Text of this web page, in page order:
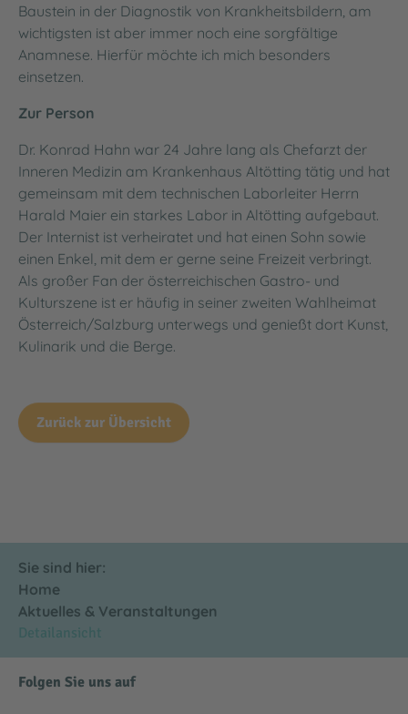
Baustein in der Diagnostik von Krankheitsbildern, am
wichtigsten ist aber immer noch eine sorgfältige
Anamnese. Hierfür möchte ich mich besonders
einsetzen.
Zur Person
Dr. Konrad Hahn war 24 Jahre lang als Chefarzt der
Inneren Medizin am Krankenhaus Altötting tätig und hat
gemeinsam mit dem technischen Laborleiter Herrn
Harald Maier ein starkes Labor in Altötting aufgebaut.
Der Internist ist verheiratet und hat einen Sohn sowie
einen Enkel, mit dem er gerne seine Freizeit verbringt.
Als großer Fan der österreichischen Gastro- und
Kulturszene ist er häufig in seiner zweiten Wahlheimat
Österreich/Salzburg unterwegs und genießt dort Kunst,
Kulinarik und die Berge.
Zurück zur Übersicht
Sie sind hier:
Home
Aktuelles & Veranstaltungen
Detailansicht
Folgen Sie uns auf